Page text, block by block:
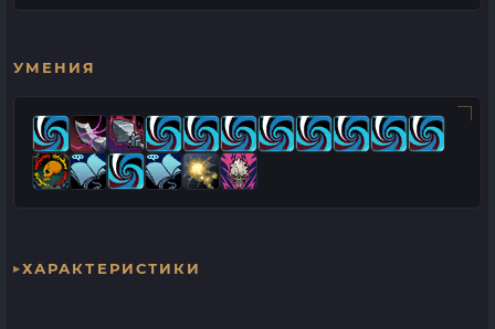
УМЕНИЯ
ХАРАКТЕРИСТИКИ